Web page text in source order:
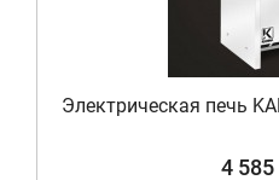
Электрическая печь
4 585